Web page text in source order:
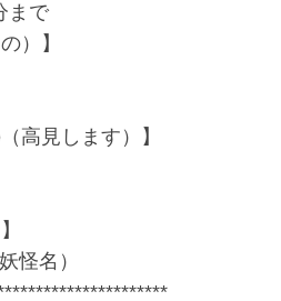
まで
）】
高見します）】
怪名）